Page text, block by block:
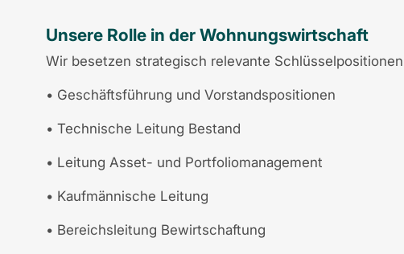
Unsere Rolle in der Wohnungswirtschaft
Wir besetzen strategisch relevante
• Geschäftsführung und Vorstandspositionen
• Technische Leitung Bestand
• Leitung Asset- und Portfoliomanagement
• Kaufmännische Leitung
• Bereichsleitung Bewirtschaftung